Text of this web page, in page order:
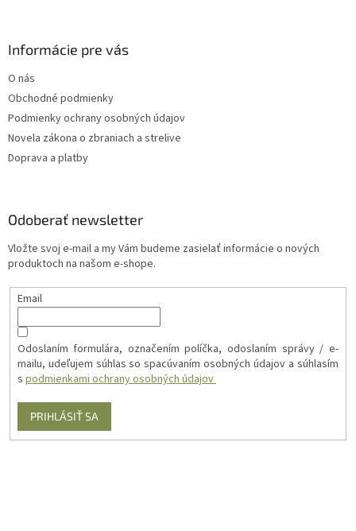
Informácie pre vás
O nás
Obchodné podmienky
Podmienky ochrany osobných údajov
Novela zákona o zbraniach a strelive
Doprava a platby
Odoberať newsletter
Vložte svoj e-mail a my Vám budeme zasielať informácie o nových
produktoch na našom e-shope.
Email
Odoslaním formulára, označením políčka, odoslaním správy / e-
mailu, udeľujem súhlas so spacúvaním osobných údajov a súhlasím
s podmienkami ochrany osobných údajov
PRIHLÁSIŤ SA